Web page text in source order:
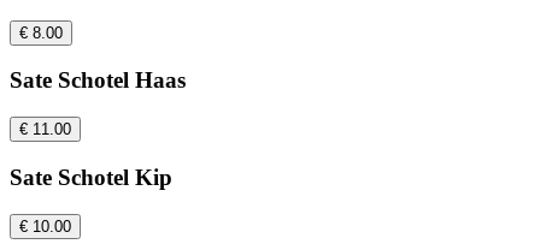
€ 8.00
Sate Schotel Haas
€ 11.00
Sate Schotel Kip
€ 10.00